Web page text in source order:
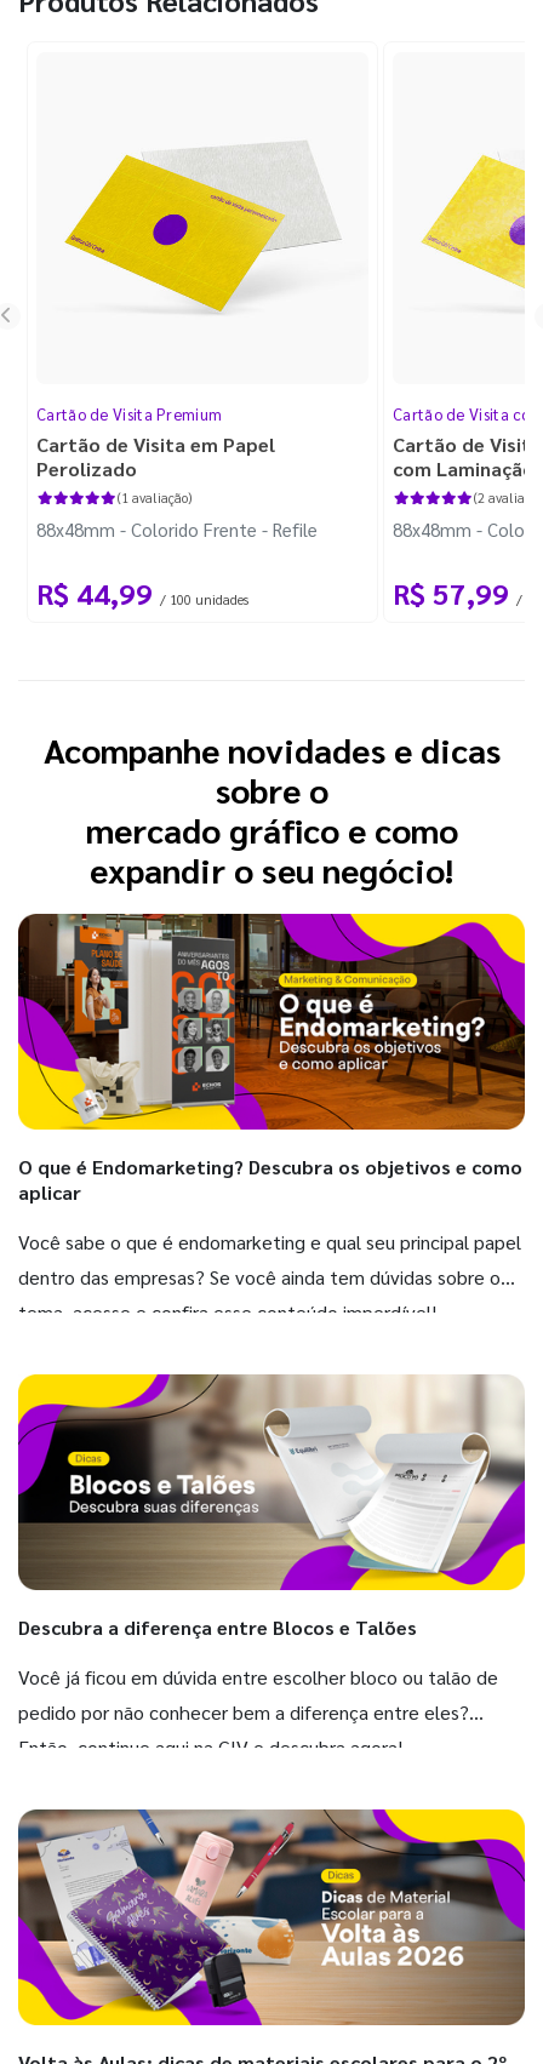
Cartão de Visita Premium
Cartão de Visita em Papel
Perolizado
(1 avaliação)
88x48mm - Colorido Frente - Refile
R$ 44,99 / 100 unidades
Cartão de Visita
Cartão de
com
(2
88x48mm -
R$ 57,99 /
Acompanhe novidades e dicas
sobre o
mercado gráfico e como
expandir o seu negócio!
O que é Endomarketing? Descubra os objetivos e como
aplicar
Você sabe o que é endomarketing e qual seu principal papel
dentro das empresas? Se você ainda tem dúvidas sobre o
tema, acesse e confira esse conteúdo imperdível!
Descubra a diferença entre Blocos e Talões
Você já ficou em dúvida entre escolher bloco ou talão de
pedido por não conhecer bem a diferença entre eles?
Então, continue aqui na GIV e descubra agora!